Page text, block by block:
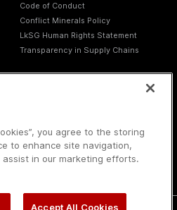
Code of Conduct
Conflict Minerals Policy
LkSG Human Rights Statement
Transparency in Supply Chains
you agree to the storing
to enhance site navigation,
in our marketing efforts.
Accept All Cookies